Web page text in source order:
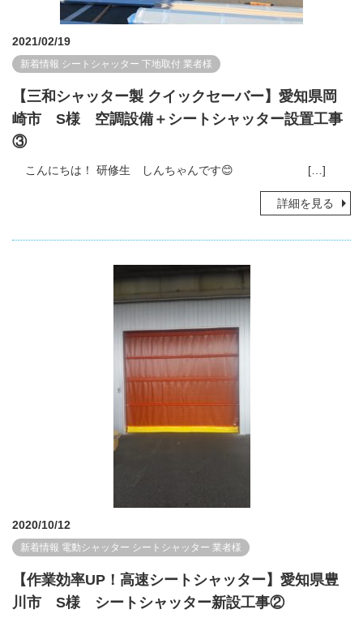
2021/02/19
新着情報 シートシャッター 下地取付 業者様
【三和シャッター製 クイックセーバー】愛知県岡
崎市 S様 空調設備＋シートシャッター設置工事
③
こんにちは！ 研修生 しんちゃんです😊 […]
詳細を見る
2020/10/12
新着情報 電動シャッター シートシャッター 業者様
【作業効率UP！高速シートシャッター】愛知県豊
川市 S様 シートシャッター新設工事②